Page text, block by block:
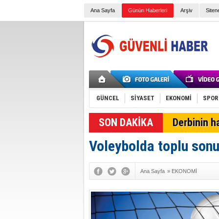
Ana Sayfa Günün Haberleri Arşiv
GÜNCEL SİYASET EKONOMİ SPOR
SON DAKİKA Derbinin
Voleybolda toplu
Ana Sayfa » EKONOMİ